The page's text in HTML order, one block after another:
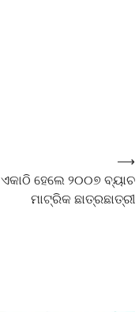
ଏକାଠି ହେଲେ ୨୦୦୭ ବ୍ୟାଚ
ମାଟ୍ରିକ ଛାତ୍ରଛାତ୍ରୀ
⟶